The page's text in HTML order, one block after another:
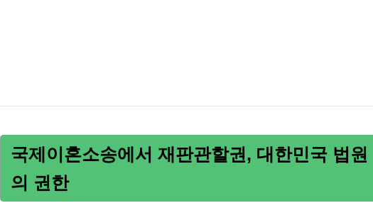
국제이혼소송에서 재판관할권, 대한민국 법원
의 권한